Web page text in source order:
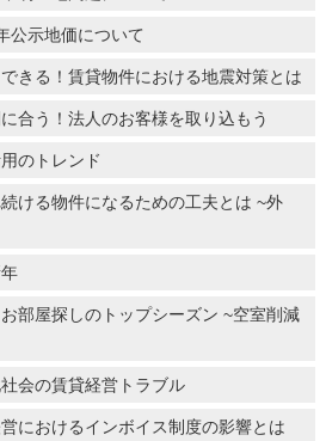
公示地価について
きる！賃貸物件における地震対策とは
合う！法人のお客様を取り込もう
のトレンド
ける物件になるための工夫とは ~外
部屋探しのトップシーズン ~空室削減
会の賃貸経営トラブル
におけるインボイス制度の影響とは